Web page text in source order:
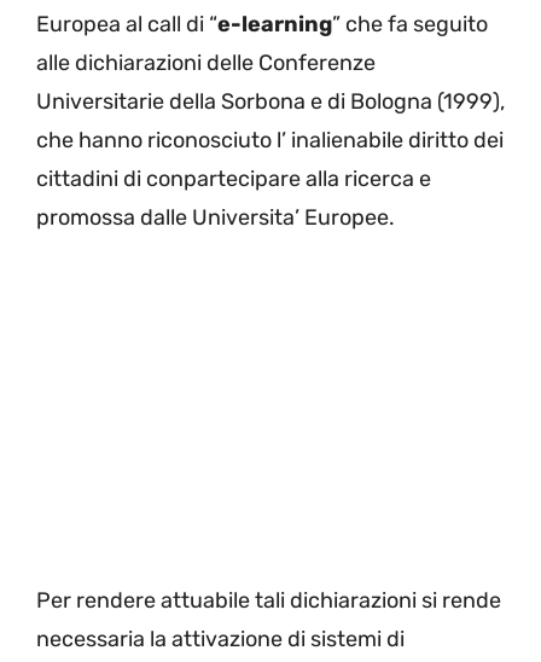
Europea al call di “e-learning” che fa seguito
alle dichiarazioni delle Conferenze
Universitarie della Sorbona e di Bologna (1999),
che hanno riconosciuto l’ inalienabile diritto dei
cittadini di conpartecipare alla ricerca e
promossa dalle Universita’ Europee.
Per rendere attuabile tali dichiarazioni si rende
necessaria la attivazione di sistemi di